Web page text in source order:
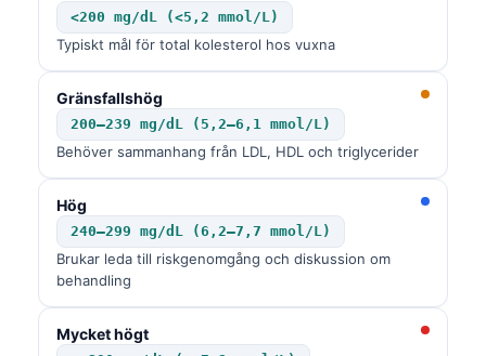
<200 mg/dL (<5,2 mmol/L)
Typiskt mål för total kolesterol hos vuxna
Gränsfallshög
200–239 mg/dL (5,2–6,1 mmol/L)
Behöver sammanhang från LDL, HDL och triglycerider
Hög
240–299 mg/dL (6,2–7,7 mmol/L)
Brukar leda till riskgenomgång och diskussion om
behandling
Mycket högt